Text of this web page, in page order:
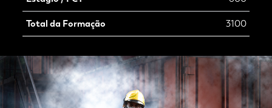
Total da Formação 3100